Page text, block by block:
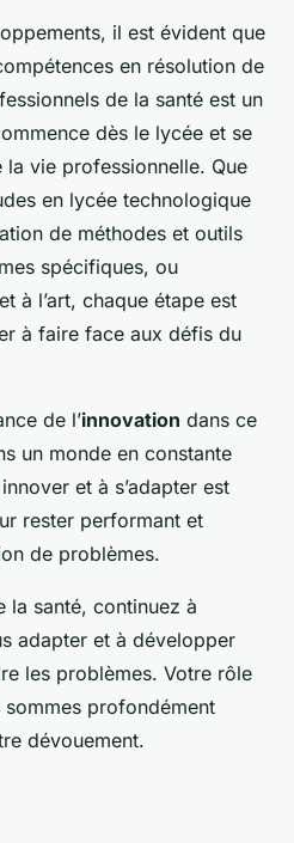
il est évident que
en résolution de
de la santé est un
dès le lycée et se
vie professionnelle. Que
en lycée technologique
de méthodes et outils
spécifiques, ou
à l’art, chaque étape est
à faire face aux défis du
de l’innovation dans ce
un monde en constante
et à s’adapter est
rester performant et
de problèmes.
la santé, continuez à
adapter et à développer
les problèmes. Votre rôle
profondément
dévouement.